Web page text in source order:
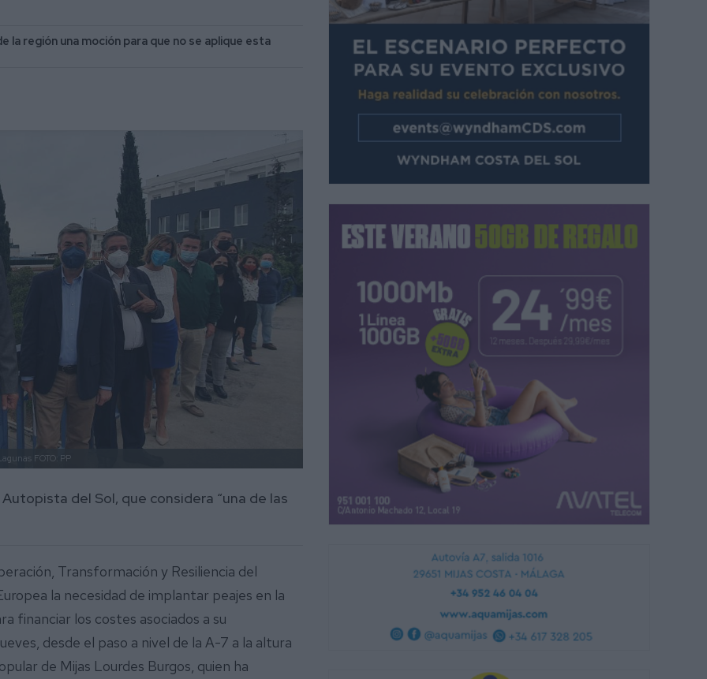
región una moción para que no se aplique esta
FOTO: PP
del Sol, que considera “una de las
Transformación y Resiliencia del
la necesidad de implantar peajes en la
financiar los costes asociados a su
desde el paso a nivel de la A-7 a la altura
de Mijas Lourdes Burgos, quien ha